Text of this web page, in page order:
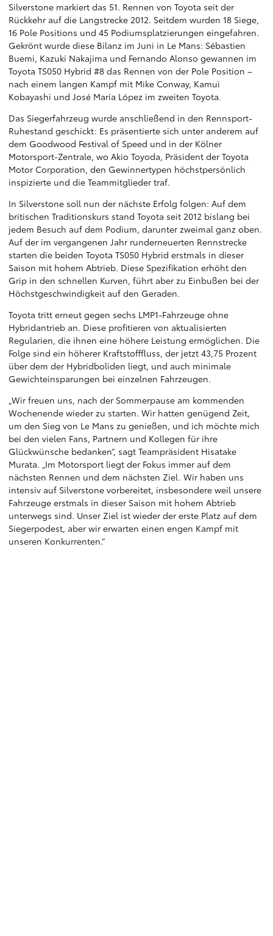
Silverstone markiert das 51. Rennen von Toyota seit der
Rückkehr auf die Langstrecke 2012. Seitdem wurden 18 Siege,
16 Pole Positions und 45 Podiumsplatzierungen eingefahren.
Gekrönt wurde diese Bilanz im Juni in Le Mans: Sébastien
Buemi, Kazuki Nakajima und Fernando Alonso gewannen im
Toyota TS050 Hybrid #8 das Rennen von der Pole Position –
nach einem langen Kampf mit Mike Conway, Kamui
Kobayashi und José María López im zweiten Toyota.
Das Siegerfahrzeug wurde anschließend in den Rennsport-
Ruhestand geschickt: Es präsentierte sich unter anderem auf
dem Goodwood Festival of Speed und in der Kölner
Motorsport-Zentrale, wo Akio Toyoda, Präsident der Toyota
Motor Corporation, den Gewinnertypen höchstpersönlich
inspizierte und die Teammitglieder traf.
In Silverstone soll nun der nächste Erfolg folgen: Auf dem
britischen Traditionskurs stand Toyota seit 2012 bislang bei
jedem Besuch auf dem Podium, darunter zweimal ganz oben.
Auf der im vergangenen Jahr runderneuerten Rennstrecke
starten die beiden Toyota TS050 Hybrid erstmals in dieser
Saison mit hohem Abtrieb. Diese Spezifikation erhöht den
Grip in den schnellen Kurven, führt aber zu Einbußen bei der
Höchstgeschwindigkeit auf den Geraden.
Toyota tritt erneut gegen sechs LMP1-Fahrzeuge ohne
Hybridantrieb an. Diese profitieren von aktualisierten
Regularien, die ihnen eine höhere Leistung ermöglichen. Die
Folge sind ein höherer Kraftstofffluss, der jetzt 43,75 Prozent
über dem der Hybridboliden liegt, und auch minimale
Gewichteinsparungen bei einzelnen Fahrzeugen.
„Wir freuen uns, nach der Sommerpause am kommenden
Wochenende wieder zu starten. Wir hatten genügend Zeit,
um den Sieg von Le Mans zu genießen, und ich möchte mich
bei den vielen Fans, Partnern und Kollegen für ihre
Glückwünsche bedanken“, sagt Teampräsident Hisatake
Murata. „Im Motorsport liegt der Fokus immer auf dem
nächsten Rennen und dem nächsten Ziel. Wir haben uns
intensiv auf Silverstone vorbereitet, insbesondere weil unsere
Fahrzeuge erstmals in dieser Saison mit hohem Abtrieb
unterwegs sind. Unser Ziel ist wieder der erste Platz auf dem
Siegerpodest, aber wir erwarten einen engen Kampf mit
unseren Konkurrenten.“